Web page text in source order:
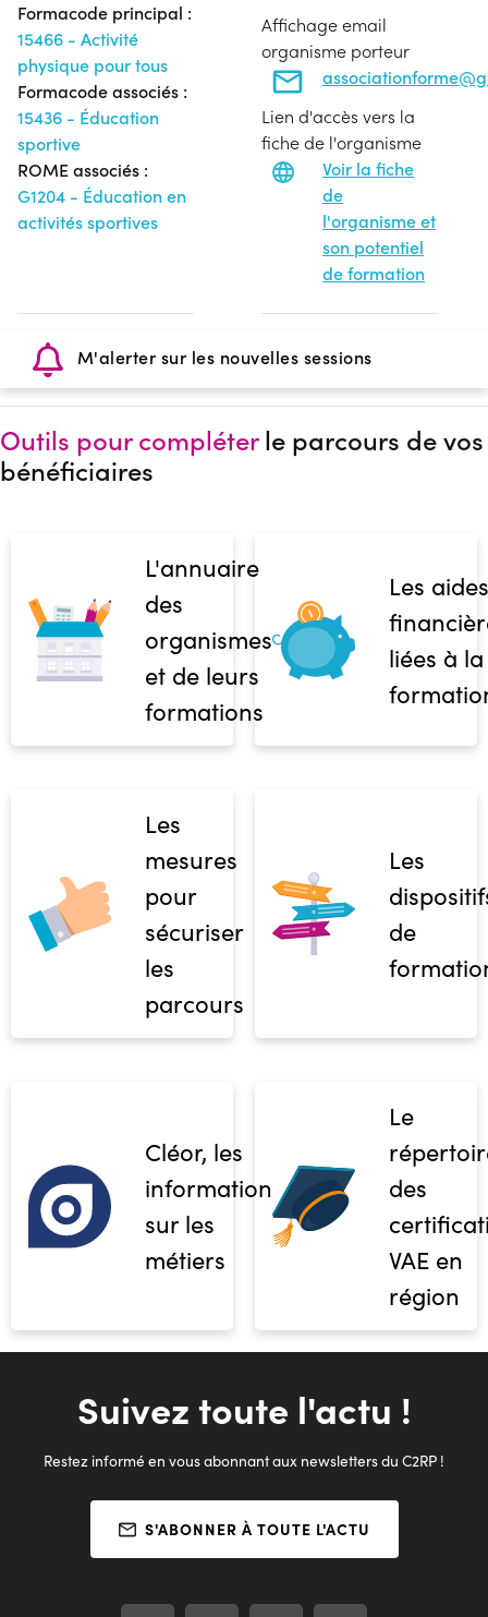
Formacode principal :
15466 - Activité
physique pour tous
Formacode associés :
15436 - Éducation
sportive
ROME associés :
G1204 - Éducation en
activités sportives
Affichage email
organisme porteur
Lien d'accès vers la
fiche de l'organisme
Voir la fiche
de
l'organisme et
son potentiel
de formation
M'alerter sur les nouvelles sessions
Outils pour compléterle parcours de vos
bénéficiaires
L'annuaire
des
organismes
et de leurs
formations
Les aides
liées à la
Les
mesures
pour
sécuriser
les
parcours
Les
de
Cléor, les
informations
sur les
métiers
Le
des
VAE en
région
Suivez toute l'actu !
Restez informé en vous abonnant aux newsletters du C2RP !
S'ABONNER À TOUTE L'ACTU